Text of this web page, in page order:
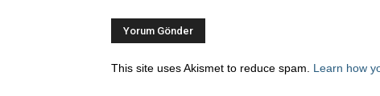
This site uses Akismet to reduce spam. Learn how